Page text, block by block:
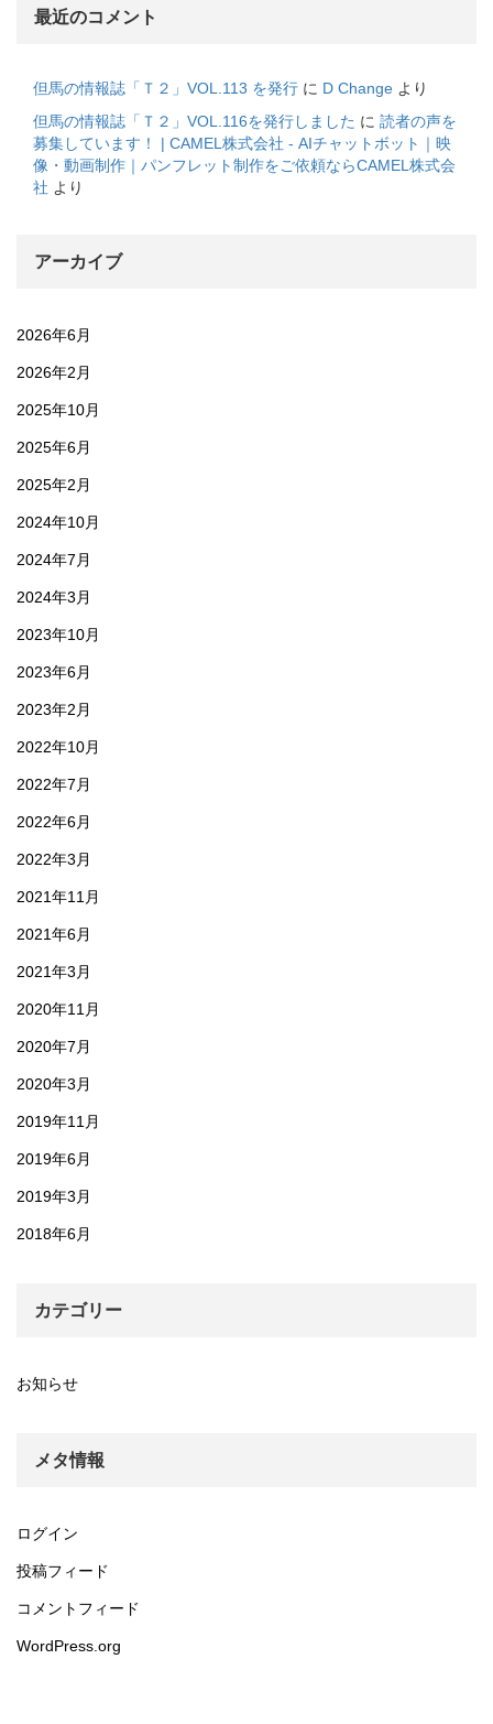
最近のコメント
但馬の情報誌「Ｔ２」VOL.113 を発行 に D Change より
但馬の情報誌「Ｔ２」VOL.116を発行しました に 読者の声を
募集しています！ | CAMEL株式会社 - AIチャットボット｜映
像・動画制作｜パンフレット制作をご依頼ならCAMEL株式会
社 より
アーカイブ
2026年6月
2026年2月
2025年10月
2025年6月
2025年2月
2024年10月
2024年7月
2024年3月
2023年10月
2023年6月
2023年2月
2022年10月
2022年7月
2022年6月
2022年3月
2021年11月
2021年6月
2021年3月
2020年11月
2020年7月
2020年3月
2019年11月
2019年6月
2019年3月
2018年6月
カテゴリー
お知らせ
メタ情報
ログイン
投稿フィード
コメントフィード
WordPress.org